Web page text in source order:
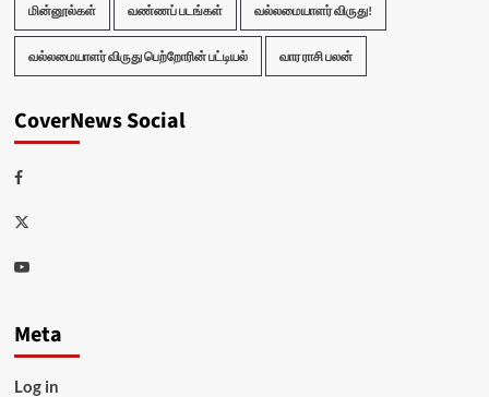
மின்னூல்கள் வண்ணப் படங்கள் வல்லமையாளர் விருது!
வல்லமையாளர் விருது பெற்றோரின் பட்டியல் வார ராசி பலன்
CoverNews Social
Facebook
Twitter
Youtube
Meta
Log in